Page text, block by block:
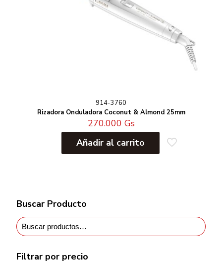
914-3760
Rizadora Onduladora Coconut & Almond 25mm
270.000 Gs
Añadir al carrito
Buscar Producto
Filtrar por precio